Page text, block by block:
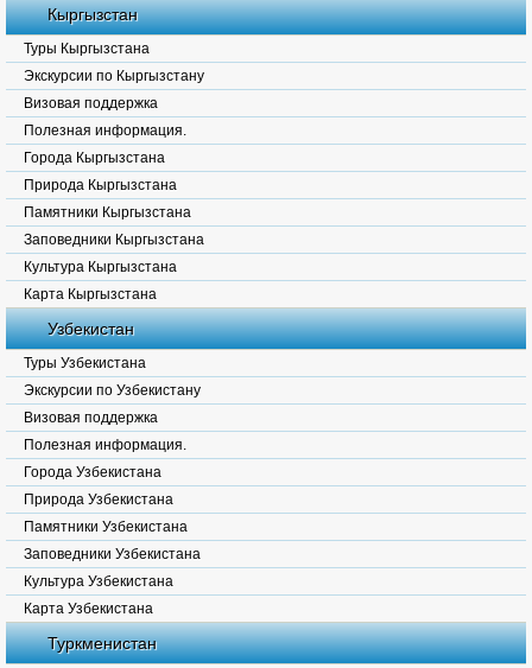
Кыргызстан
Туры Кыргызстана
Экскурсии по Кыргызстану
Визовая поддержка
Полезная информация.
Города Кыргызстана
Природа Кыргызстана
Памятники Кыргызстана
Заповедники Кыргызстана
Культура Кыргызстана
Карта Кыргызстана
Узбекистан
Туры Узбекистана
Экскурсии по Узбекистану
Визовая поддержка
Полезная информация.
Города Узбекистана
Природа Узбекистана
Памятники Узбекистана
Заповедники Узбекистана
Культура Узбекистана
Карта Узбекистана
Туркменистан